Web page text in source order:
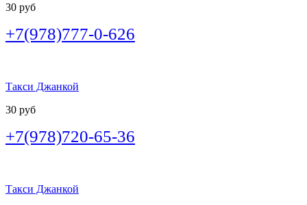
30 руб
+7(978)777-0-626
Такси Джанкой
30 руб
+7(978)720-65-36
Такси Джанкой